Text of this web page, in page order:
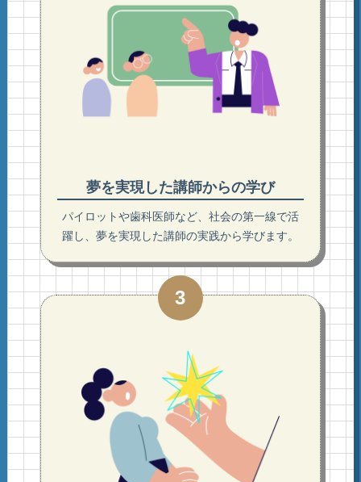
夢を実現した講師からの学び
パイロットや歯科医師など、社会の第一線で活
躍し、夢を実現した講師の実践から学びます。
3